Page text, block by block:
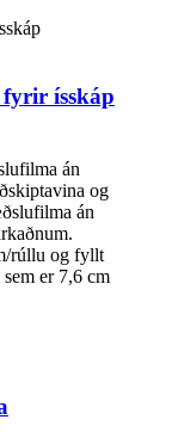
ísskáp
án
og
án
rúllu og fyllt
er 7,6 cm